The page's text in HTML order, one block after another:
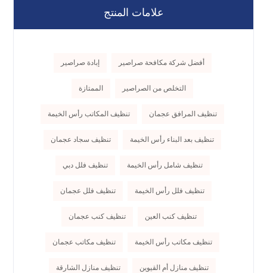
علامات المنتج
أفضل شركة مكافحة صراصير إبادة صراصير
التخلص من الصراصير الممتازة
تنظيف المرافق عجمان تنظيف المكاتب رأس الخيمة
تنظيف بعد البناء رأس الخيمة تنظيف سجاد عجمان
تنظيف شامل رأس الخيمة تنظيف فلل دبي
تنظيف فلل رأس الخيمة تنظيف فلل عجمان
تنظيف كنب العين تنظيف كنب عجمان
تنظيف مكاتب رأس الخيمة تنظيف مكاتب عجمان
تنظيف منازل أم القيوين تنظيف منازل الشارقة